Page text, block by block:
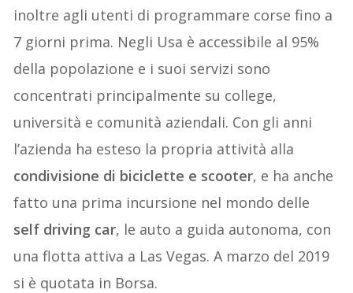
inoltre agli utenti di programmare corse fino a
7 giorni prima. Negli Usa è accessibile al 95%
della popolazione e i suoi servizi sono
concentrati principalmente su college,
università e comunità aziendali. Con gli anni
l’azienda ha esteso la propria attività alla
condivisione di biciclette e scooter, e ha anche
fatto una prima incursione nel mondo delle
self driving car, le auto a guida autonoma, con
una flotta attiva a Las Vegas. A marzo del 2019
si è quotata in Borsa.